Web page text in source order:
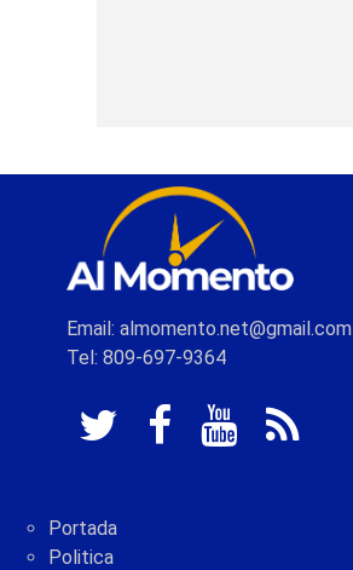
Email: almomento.net@gmail.com
Tel: 809-697-9364
Portada
Politica